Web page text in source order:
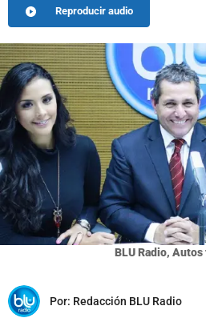
Reproducir audio
BLU Radio, Autos
Por: Redacción BLU Radio